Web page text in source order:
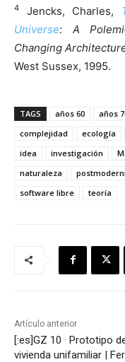
4 Jencks, Charles,
Universe: A
Changing
West Sussex, 1995.
TAGS años 60 años
complejidad
ecología
idea
investigación
naturaleza
software libre
teoría
Artículo anterior
[:es]GZ 10 · Prototipo
vivienda unifamiliar |